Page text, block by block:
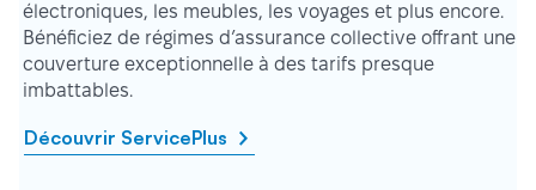
électroniques, les meubles, les voyages et plus encore.
Bénéficiez de régimes d’assurance collective offrant une
couverture exceptionnelle à des tarifs presque
imbattables.
Découvrir ServicePlus